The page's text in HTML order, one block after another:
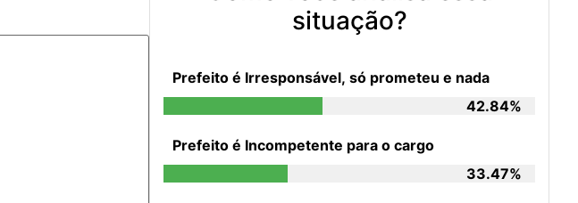
situação?
Prefeito é Irresponsável, só prometeu e nada
42.84%
Prefeito é Incompetente para o cargo
33.47%